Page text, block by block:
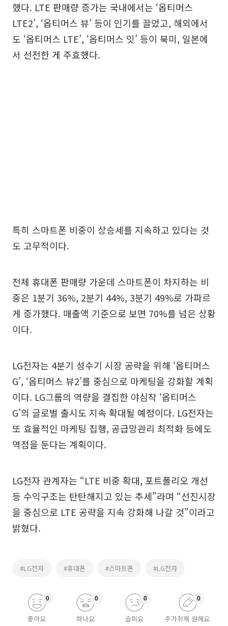
했다. LTE 판매량 증가는 국내에서는 ‘옵티머스
LTE2’, ‘옵티머스 뷰’ 등이 인기를 끌었고, 해외에서
도 ‘옵티머스 LTE’, ‘옵티머스 잇’ 등이 북미, 일본에
서 선전한 게 주효했다.
특히 스마트폰 비중이 상승세를 지속하고 있다는 것
도 고무적이다.
전체 휴대폰 판매량 가운데 스마트폰이 차지하는 비
중은 1분기 36%, 2분기 44%, 3분기 49%로 가파르
게 증가했다. 매출액 기준으로 보면 70%를 넘은 상황
이다.
LG전자는 4분기 성수기 시장 공략을 위해 ‘옵티머스
G’, ‘옵티머스 뷰2’를 중심으로 마케팅을 강화할 계획
이다. LG그룹의 역량을 결집한 야심작 ‘옵티머스
G’의 글로벌 출시도 지속 확대될 예정이다. LG전자는
또 효율적인 마케팅 집행, 공급망관리 최적화 등에도
역점을 둔다는 계획이다.
LG전자 관계자는 “LTE 비중 확대, 포트폴리오 개선
등 수익구조는 탄탄해지고 있는 추세”라며 “선진시장
을 중심으로 LTE 공략을 지속 강화해 나갈 것”이라고
밝혔다.
#LG전자 #휴대폰 #스마트폰 #LG전자
좋아요
0
화나요
0
슬퍼요
0
추가취재 원해요
0